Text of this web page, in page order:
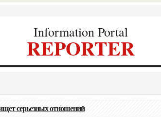
Information Portal
REPORTER
серьезных отношений